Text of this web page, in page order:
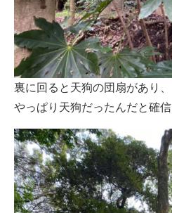
裏に回ると天狗の団扇があり、
やっぱり天狗だったんだと確信